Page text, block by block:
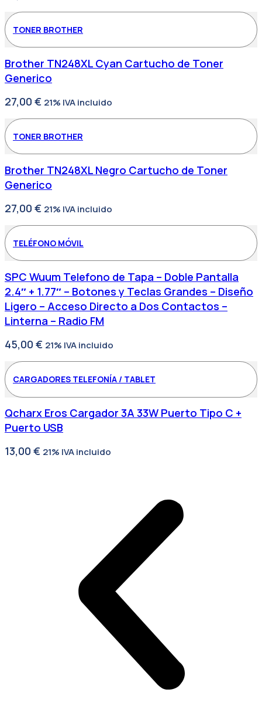
TONER BROTHER
Brother TN248XL Cyan Cartucho de Toner
Generico
27,00 € 21% IVA incluido
TONER BROTHER
Brother TN248XL Negro Cartucho de Toner
Generico
27,00 € 21% IVA incluido
TELÉFONO MÓVIL
SPC Wuum Telefono de Tapa – Doble Pantalla
2.4″ + 1.77″ – Botones y Teclas Grandes – Diseño
Ligero – Acceso Directo a Dos Contactos –
Linterna – Radio FM
45,00 € 21% IVA incluido
CARGADORES TELEFONÍA / TABLET
Qcharx Eros Cargador 3A 33W Puerto Tipo C +
Puerto USB
13,00 € 21% IVA incluido